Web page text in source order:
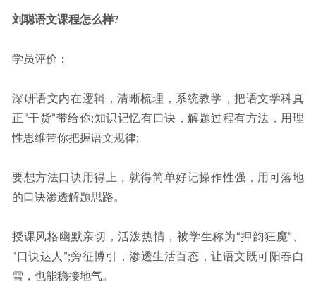
刘聪语文课程怎么样?
学员评价：
深研语文内在逻辑，清晰梳理，系统教学，把语文学科真
正“干货”带给你;知识记忆有口诀，解题过程有方法，用理
性思维带你把握语文规律;
要想方法口诀用得上，就得简单好记操作性强，用可落地
的口诀渗透解题思路。
授课风格幽默亲切，活泼热情，被学生称为“押韵狂魔”、
“口诀达人”;旁征博引，渗透生活百态，让语文既可阳春白
雪，也能稳接地气。